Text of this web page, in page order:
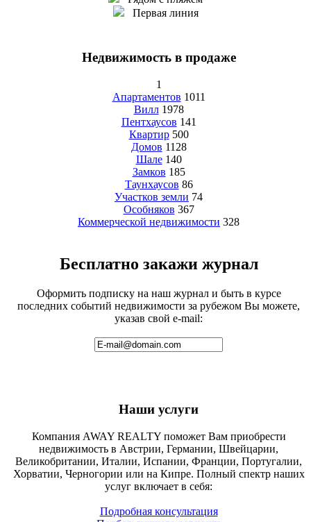
Первая линия
Недвижимость в продаже
1
Апартаментов 1011
Вилл 1978
Пентхаусов 141
Квартир 500
Домов 1128
Шале 140
Замков 185
Таунхаусов 86
Участков земли 74
Особняков 367
Коммерческой недвижимости 328
Бесплатно закажи журнал
Оформить подписку на наш журнал и быть в курсе
последних событий недвижимости за рубежом Вы можете,
указав свой e-mail:
Наши услуги
Компания AWAY REALTY поможет Вам приобрести
недвижимость в Австрии, Германии, Швейцарии,
Великобритании, Италии, Испании, Франции, Португалии,
Хорватии, Черногории или на Кипре. Полный спектр наших
услуг включает в себя:
Подробная консультация